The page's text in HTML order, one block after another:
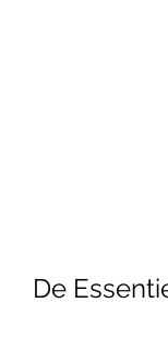
De